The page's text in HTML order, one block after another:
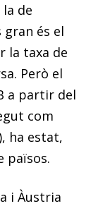
de
gran és el
la taxa de
Però el
a partir del
com
ha estat,
països.
i Àustria